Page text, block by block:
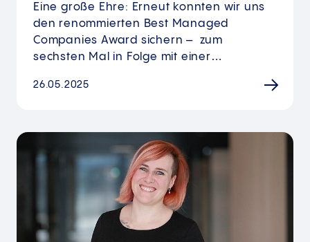
Eine große Ehre: Erneut konnten wir uns
den renommierten Best Managed
Companies Award sichern – zum
sechsten Mal in Folge mit einer…
26.05.2025